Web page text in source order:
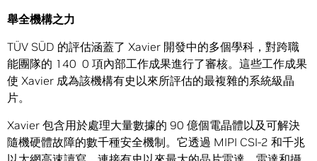
舉全機構之力
TÜV SÜD 的評估涵蓋了 Xavier 開發中的多個學科，對跨職
能團隊的 140 ​​ 0 項內部工作成果進行了審核。這些工作成果
使 Xavier 成為該機構有史以來所評估的最複雜的系統級晶
片。
Xavier 包含用於處理大量數據的 90 億個電晶體以及可解決
隨機硬體故障的數千種安全機制。它透過 MIPI CSI-2 和千兆